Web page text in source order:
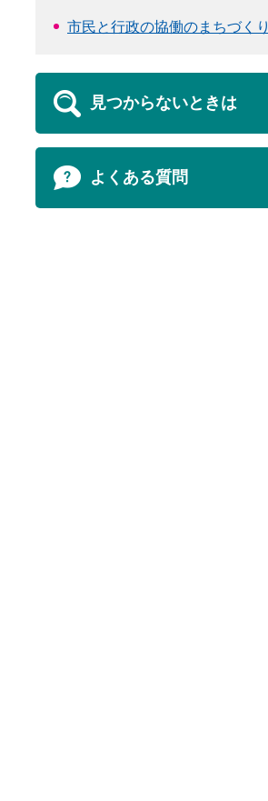
市民と行政の協働のまちづくり
見つからないときは
よくある質問